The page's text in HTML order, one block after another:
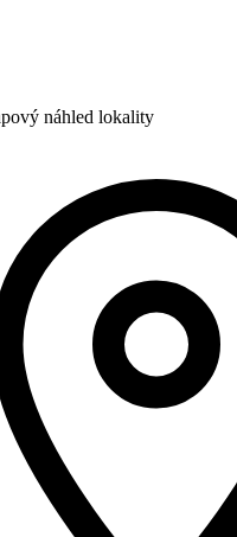
náhled lokality